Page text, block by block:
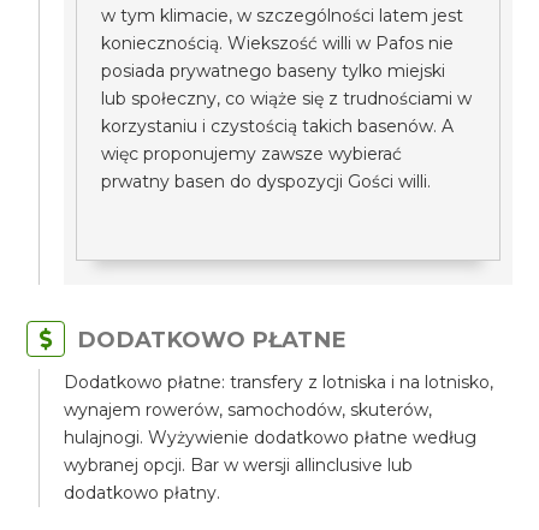
w tym klimacie, w szczególności latem jest
koniecznością. Wiekszość willi w Pafos nie
posiada prywatnego baseny tylko miejski
lub społeczny, co wiąże się z trudnościami w
korzystaniu i czystością takich basenów. A
więc proponujemy zawsze wybierać
prwatny basen do dyspozycji Gości willi.
DODATKOWO PŁATNE
Dodatkowo płatne: transfery z lotniska i na lotnisko,
wynajem rowerów, samochodów, skuterów,
hulajnogi. Wyżywienie dodatkowo płatne według
wybranej opcji. Bar w wersji allinclusive lub
dodatkowo płatny.